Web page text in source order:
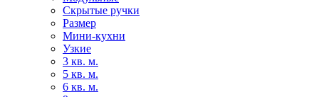
Скрытые ручки
Размер
Мини-кухни
Узкие
3 кв. м.
5 кв. м.
6 кв. м.